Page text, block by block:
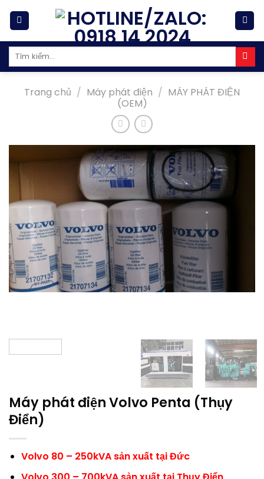
Tìm
kiếm:
Trang chủ / Máy phát điện / MÁY PHÁT ĐIỆN
(OEM)
Máy phát điện Volvo Penta (Thụy
Điển)
Volvo 80 – 250kVA sản xuất tại Đức